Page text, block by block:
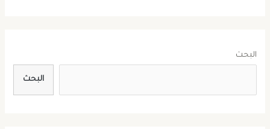
البحث
البحث